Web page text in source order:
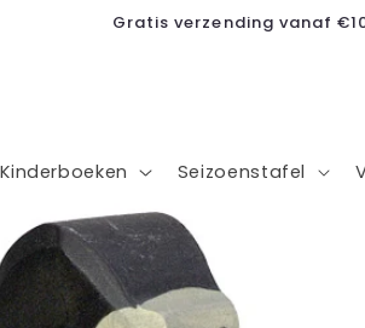
Kleine ondernemer, grote
Kinderboeken Seizoenstafel